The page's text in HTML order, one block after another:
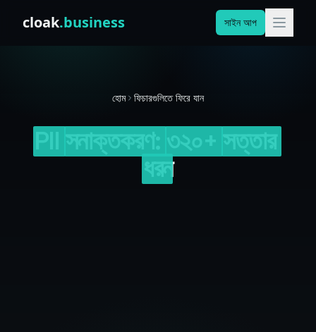
cloak.business সাইন আপ
হোম ফিচারগুলিতে ফিরে যান
ধরন